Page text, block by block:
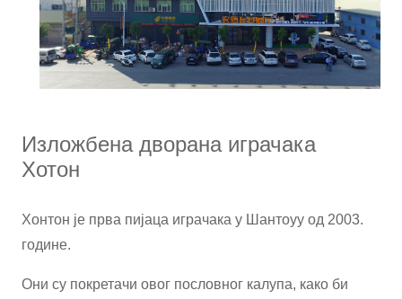
Изложбена дворана играчака
Хотон
Хонтон је прва пијаца играчака у Шантоуу од 2003.
године.
Они су покретачи овог пословног калупа, како би